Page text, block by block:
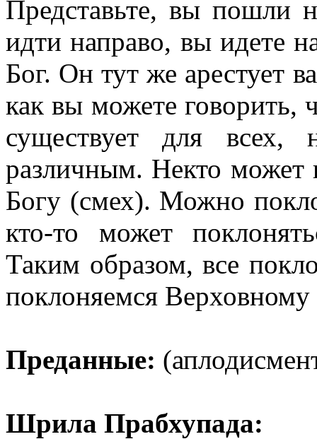
Представьте, вы пошли
идти направо, вы идете
Бог. Он тут же арестует
как вы можете говорить,
существует для
различным. Некто может
Богу (смех). Можно
кто-то может
Таким образом, все
поклоняемся
Преданные:
Шрила Прабхупада: